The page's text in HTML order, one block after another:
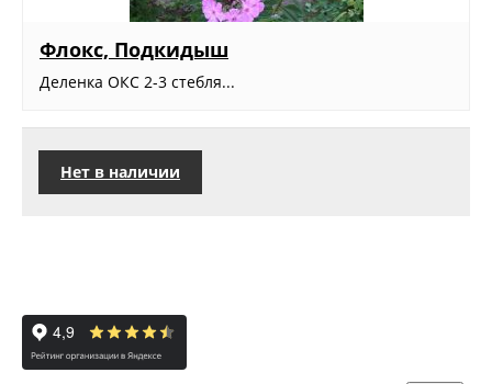
Флокс, Подкидыш
Деленка ОКС 2-3 стебля...
Нет в наличии